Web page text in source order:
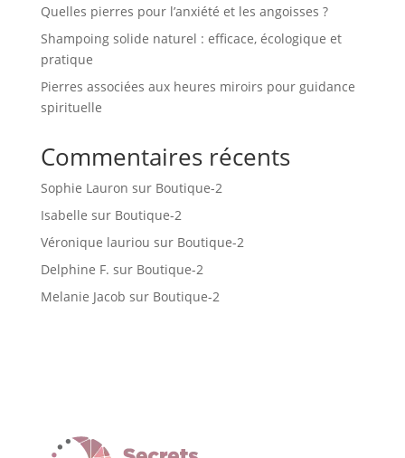
Quelles pierres pour l’anxiété et les angoisses ?
Shampoing solide naturel : efficace, écologique et
pratique
Pierres associées aux heures miroirs pour guidance
spirituelle
Commentaires récents
Sophie Lauron sur Boutique-2
Isabelle sur Boutique-2
Véronique lauriou sur Boutique-2
Delphine F. sur Boutique-2
Melanie Jacob sur Boutique-2